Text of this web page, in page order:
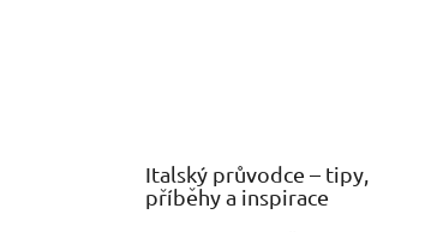
Italský průvodce – tipy,
příběhy a inspirace